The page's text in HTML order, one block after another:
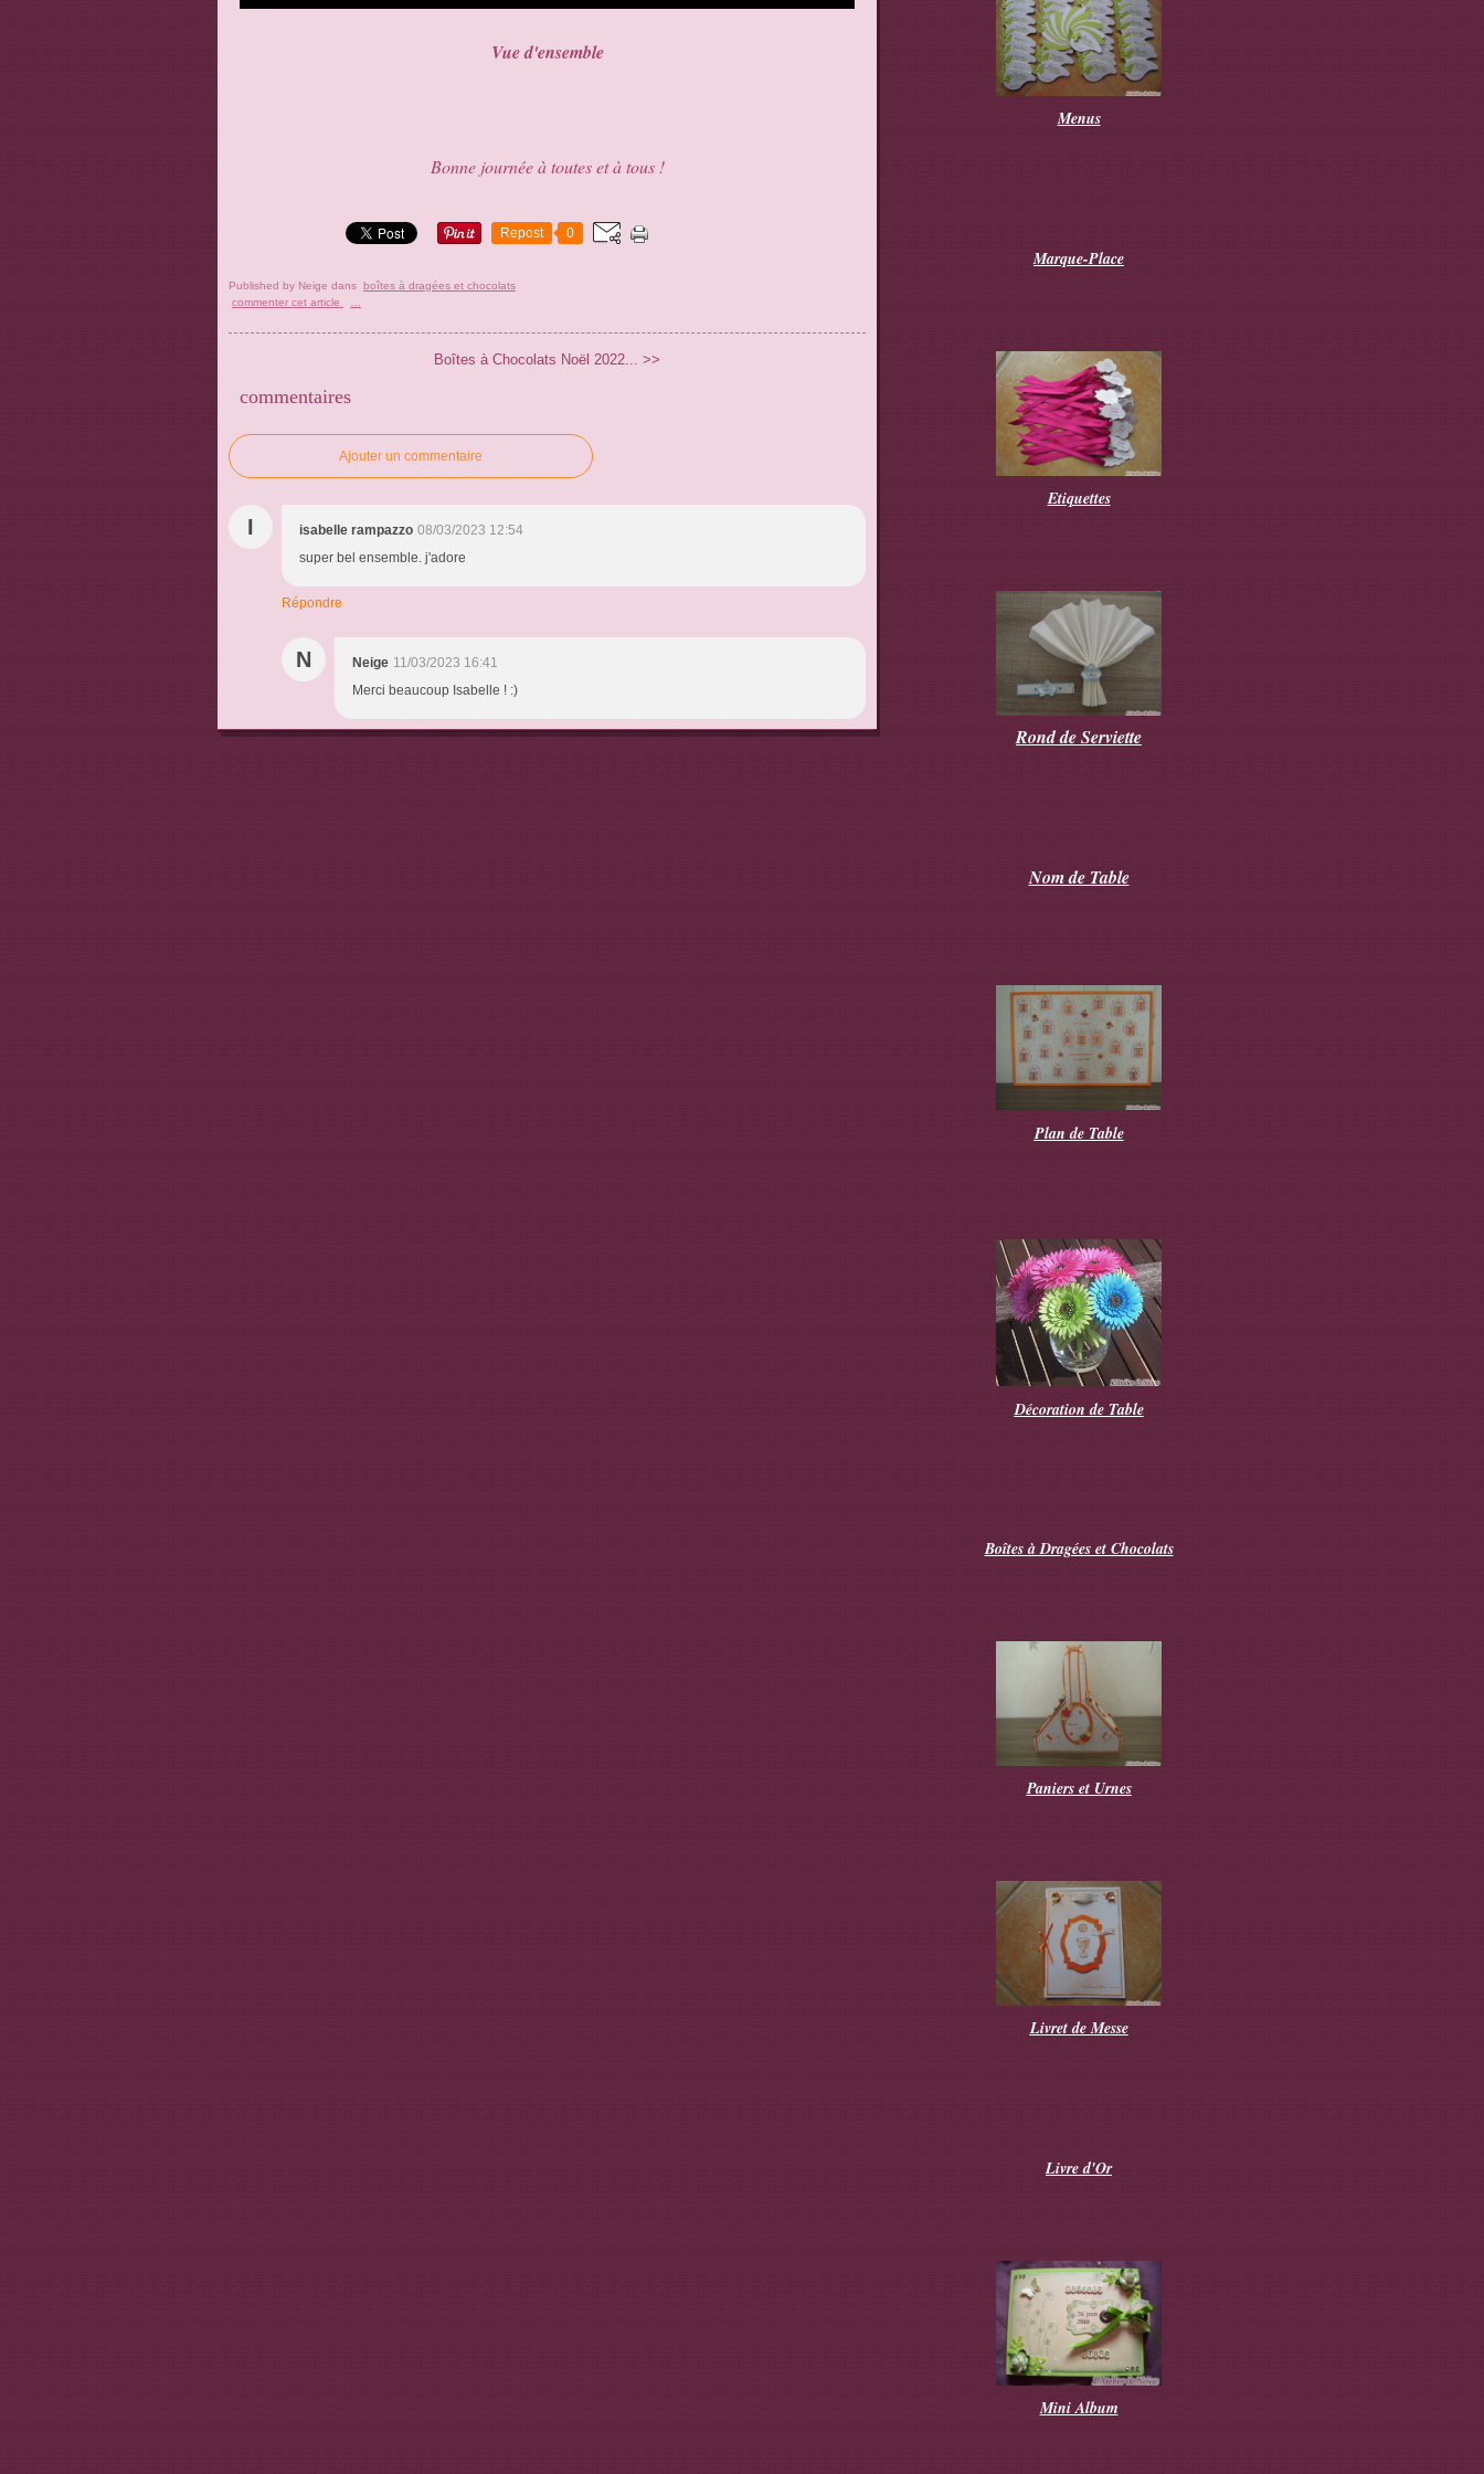
Vue d'ensemble
Bonne journée à toutes et à tous !
Repost 0
Published by Neige dans boîtes à dragées et chocolats
commenter cet article
Boîtes à Chocolats Noël 2022... >>
commentaires
Ajouter un commentaire
I isabelle rampazzo 08/03/2023 12:54
super bel ensemble. j'adore
Répondre
N Neige 11/03/2023 16:41
Merci beaucoup Isabelle ! :)
Menus
Marque-Place
Etiquettes
Rond de Serviette
Nom de Table
Plan de Table
Décoration de Table
Boîtes à Dragées et Chocolats
Paniers et Urnes
Livret de Messe
Livre d'Or
Mini Album